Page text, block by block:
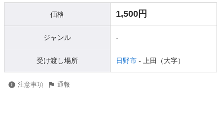
価格 1,500円
ジャンル -
受け渡し場所 日野市 - 上田（大字）
注意事項 通報